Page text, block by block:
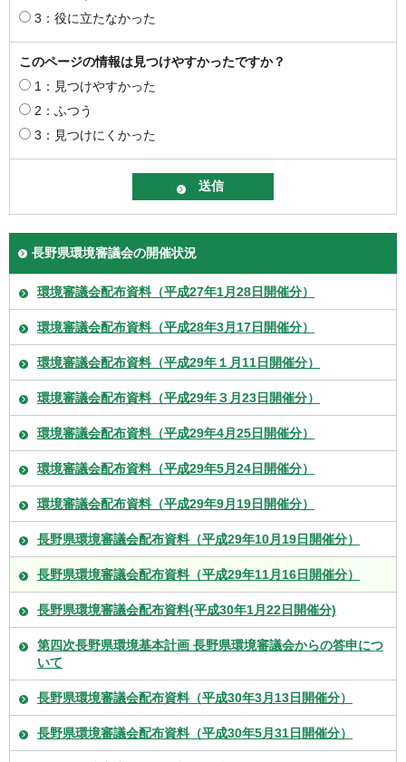
3：役に立たなかった
このページの情報は見つけやすかったですか？
1：見つけやすかった
2：ふつう
3：見つけにくかった
長野県環境審議会の開催状況
環境審議会配布資料（平成27年1月28日開催分）
環境審議会配布資料（平成28年3月17日開催分）
環境審議会配布資料（平成29年１月11日開催分）
環境審議会配布資料（平成29年３月23日開催分）
環境審議会配布資料（平成29年4月25日開催分）
環境審議会配布資料（平成29年5月24日開催分）
環境審議会配布資料（平成29年9月19日開催分）
長野県環境審議会配布資料（平成29年10月19日開催分）
長野県環境審議会配布資料（平成29年11月16日開催分）
長野県環境審議会配布資料(平成30年1月22日開催分)
第四次長野県環境基本計画 長野県環境審議会からの答申につ
いて
長野県環境審議会配布資料（平成30年3月13日開催分）
長野県環境審議会配布資料（平成30年5月31日開催分）